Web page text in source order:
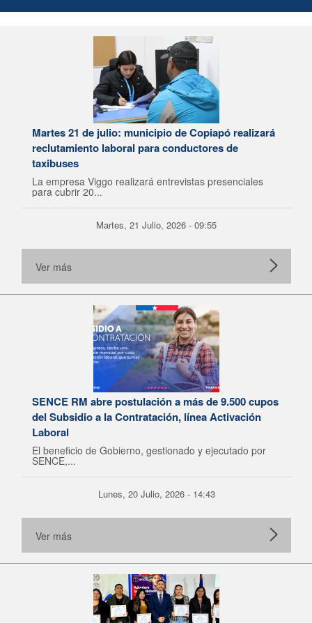
Martes 21 de julio: municipio de Copiapó realizará
reclutamiento laboral para conductores de
taxibuses
La empresa Viggo realizará entrevistas presenciales
para cubrir 20...
Martes, 21 Julio, 2026 - 09:55
Ver más
SENCE RM abre postulación a más de 9.500 cupos
del Subsidio a la Contratación, línea Activación
Laboral
El beneficio de Gobierno, gestionado y ejecutado por
SENCE,...
Lunes, 20 Julio, 2026 - 14:43
Ver más